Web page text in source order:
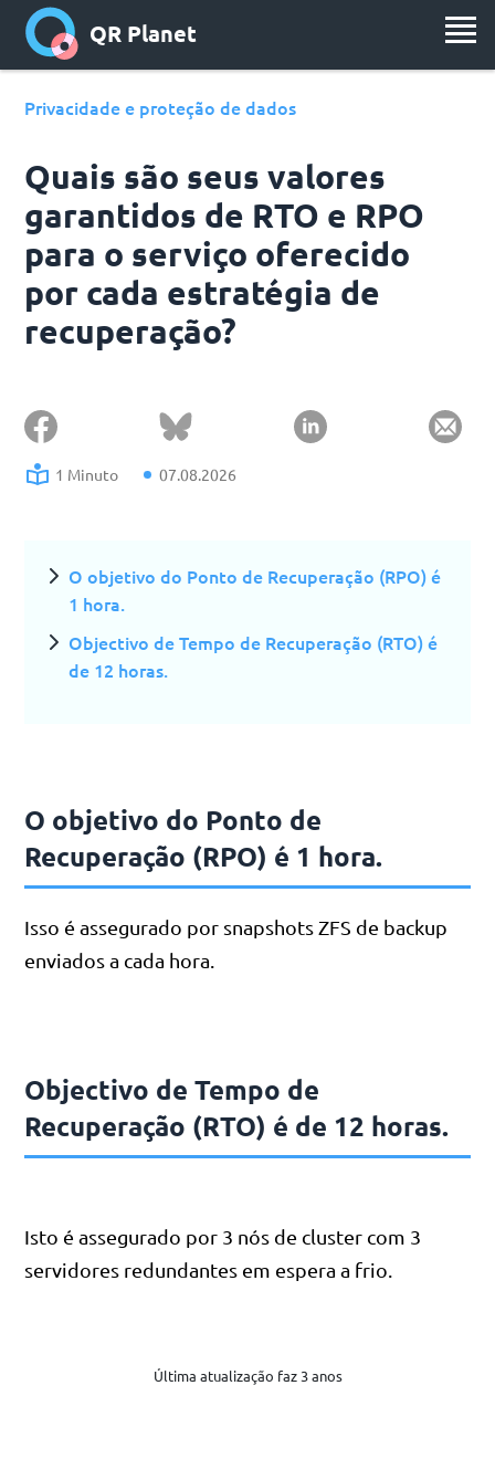
QR Planet
Privacidade e proteção de dados
Quais são seus valores
garantidos de RTO e RPO
para o serviço oferecido
por cada estratégia de
recuperação?
1 Minuto 07.08.2026
O objetivo do Ponto de Recuperação (RPO) é
1 hora.
Objectivo de Tempo de Recuperação (RTO) é
de 12 horas.
O objetivo do Ponto de
Recuperação (RPO) é 1 hora.
Isso é assegurado por snapshots ZFS de backup
enviados a cada hora.
Objectivo de Tempo de
Recuperação (RTO) é de 12 horas.
Isto é assegurado por 3 nós de cluster com 3
servidores redundantes em espera a frio.
Última atualização faz 3 anos